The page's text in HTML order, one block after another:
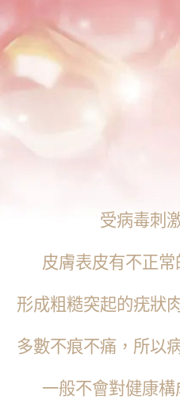
受病毒刺
皮膚表皮有不正
形成粗糙突起的疣狀
多數不痕不痛，所以
一般不會對健康